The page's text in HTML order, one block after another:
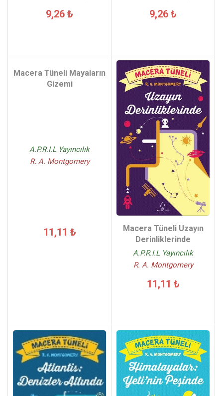
9,26 ₺ 9,26 ₺
Macera Tüneli Mayaların
Gizemi
A.P.R.I.L Yayıncılık
R. A. Montgomery
11,11 ₺
Macera Tüneli Uzayın
Derinliklerinde
A.P.R.I.L Yayıncılık
R. A. Montgomery
11,11 ₺